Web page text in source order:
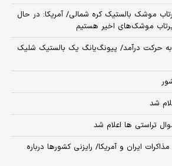
موشک بالستیک کره شمالی/ آمریکا: در حال
پرتاب موشک‌های اخیر هستیم
حرکت درآمد/ پیونگ‌یانگ یک بالستیک شلیک
شد
تراستی ها اعلام شد
ایران و آمریکا/ رایزنی کشورها درباره